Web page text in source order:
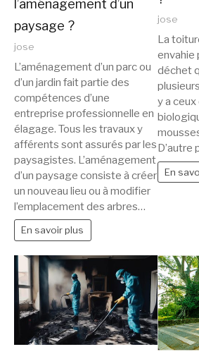
l’aménagement d’un
paysage ?
jose
L’aménagement d’un parc ou
d’un jardin fait partie des
compétences d’une
entreprise professionnelle en
élagage. Tous les travaux y
afférents sont assurés par les
paysagistes. L’aménagement
d’un paysage consiste à créer
un nouveau lieu ou à modifier
l’emplacement des arbres…
En savoir plus
jose
La
envahie
déchet
y a
D’autre
En